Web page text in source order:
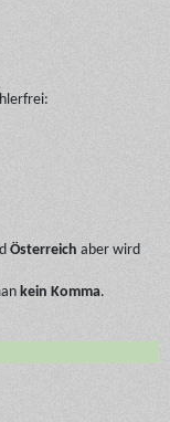
Österreich aber wird
kein Komma.